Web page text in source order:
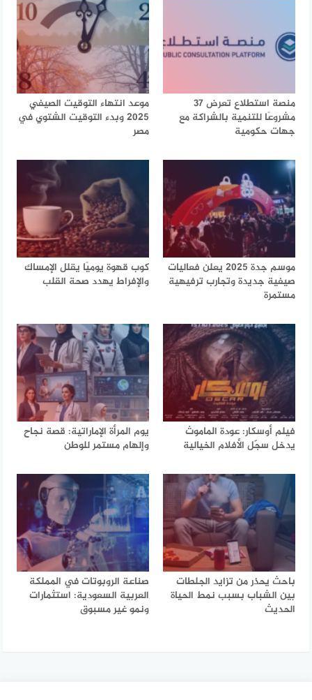
منصة استطلاع تعرض 37
مشروعًا للتنمية بالشراكة مع
جهات حكومية
موعد انتهاء التوقيت الصيفي
2025 وبدء التوقيت الشتوي في
مصر
موسم جدة 2025 يعلن فعاليات
صيفية جديدة وتجارب ترفيهية
مستمرة
كوب قهوة يوميًا يقلل الإمساك
والإفراط يهدد صحة القلب
فيلم أوسكار: عودة الماموث
يدخل سجّل الأفلام الخيالية
يوم المرأة الإماراتية: قصة نجاح
وإلهام مستمر للوطن
باحث يحذر من تزايد الجلطات
بين الشباب بسبب نمط الحياة
الحديث
صناعة الروبوتات في المملكة
العربية السعودية: استثمارات
ونمو غير مسبوق